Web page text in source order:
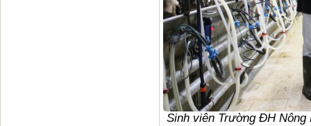
Sinh viên Trường ĐH